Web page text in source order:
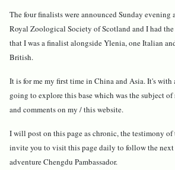
The four finalists were announced Sunday evening
Royal Zoological Society of Scotland and I had the
that I was a finalist alongside Ylenia, one Italian
British.
It is for me my first time in China and Asia. It's
going to explore this base which was the subject
and comments on my / this website.
I will post on this page as chronic, the testimony
invite you to visit this page daily to follow the
adventure Chengdu Pambassador.